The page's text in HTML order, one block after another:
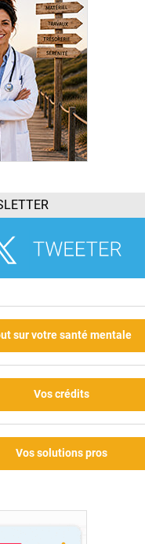
sur votre santé mentale
Vos crédits
Vos solutions pros